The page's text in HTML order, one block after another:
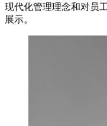
现代化管理理念和对员
展示。